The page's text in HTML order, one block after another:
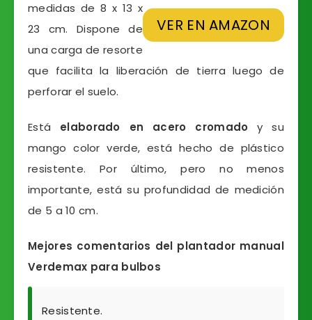
VER EN AMAZON
medidas de 8 x 13 x
23 cm. Dispone de
una carga de resorte
que facilita la liberación de tierra luego de
perforar el suelo.
Está elaborado en acero cromadoy su
mango color verde, está hecho de plástico
resistente. Por último, pero no menos
importante, está su profundidad de medición
de 5 a 10 cm.
Mejores comentarios del plantador manual
Verdemax para bulbos
Resistente.